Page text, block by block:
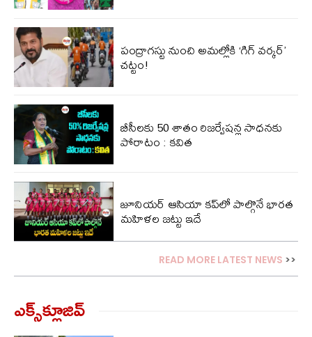
పంద్రాగస్టు నుంచి అమల్లోకి ‘గిగ్ వర్కర్’
చట్టం!
బీసీలకు 50 శాతం రిజర్వేషన్ల సాధనకు
పోరాటం : కవిత
జూనియర్ ఆసియా కప్‌లో పాల్గొనే భారత
మహిళల జట్టు ఇదే
READ MORE LATEST NEWS >>
ఎక్స్‌క్లూజివ్‌